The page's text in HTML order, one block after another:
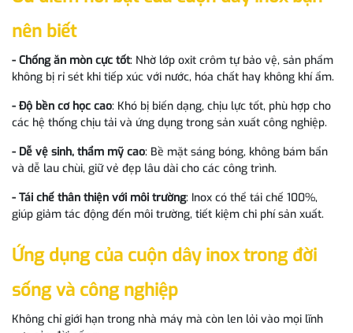
nên biết
- Chống ăn mòn cực tốt: Nhờ lớp oxit crôm tự bảo vệ, sản phẩm
không bị rỉ sét khi tiếp xúc với nước, hóa chất hay không khí ẩm.
- Độ bền cơ học cao: Khó bị biến dạng, chịu lực tốt, phù hợp cho
các hệ thống chịu tải và ứng dụng trong sản xuất công nghiệp.
- Dễ vệ sinh, thẩm mỹ cao: Bề mặt sáng bóng, không bám bẩn
và dễ lau chùi, giữ vẻ đẹp lâu dài cho các công trình.
- Tái chế thân thiện với môi trường: Inox có thể tái chế 100%,
giúp giảm tác động đến môi trường, tiết kiệm chi phí sản xuất.
Ứng dụng của cuộn dây inox trong đời
sống và công nghiệp
Không chỉ giới hạn trong nhà máy mà còn len lỏi vào mọi lĩnh